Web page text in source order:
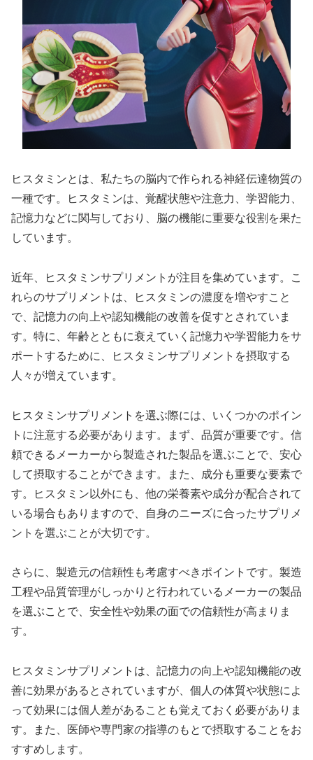
ヒスタミンとは、私たちの脳内で作られる神経伝達物質の
一種です。ヒスタミンは、覚醒状態や注意力、学習能力、
記憶力などに関与しており、脳の機能に重要な役割を果た
しています。
近年、ヒスタミンサプリメントが注目を集めています。こ
れらのサプリメントは、ヒスタミンの濃度を増やすこと
で、記憶力の向上や認知機能の改善を促すとされていま
す。特に、年齢とともに衰えていく記憶力や学習能力をサ
ポートするために、ヒスタミンサプリメントを摂取する
人々が増えています。
ヒスタミンサプリメントを選ぶ際には、いくつかのポイン
トに注意する必要があります。まず、品質が重要です。信
頼できるメーカーから製造された製品を選ぶことで、安心
して摂取することができます。また、成分も重要な要素で
す。ヒスタミン以外にも、他の栄養素や成分が配合されて
いる場合もありますので、自身のニーズに合ったサプリメ
ントを選ぶことが大切です。
さらに、製造元の信頼性も考慮すべきポイントです。製造
工程や品質管理がしっかりと行われているメーカーの製品
を選ぶことで、安全性や効果の面での信頼性が高まりま
す。
ヒスタミンサプリメントは、記憶力の向上や認知機能の改
善に効果があるとされていますが、個人の体質や状態によ
って効果には個人差があることも覚えておく必要がありま
す。また、医師や専門家の指導のもとで摂取することをお
すすめします。